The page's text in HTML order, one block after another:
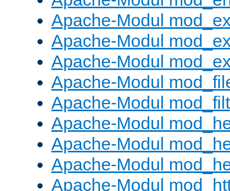
Apache-Modul
Apache-Modul
Apache-Modul
Apache-Modul
Apache-Modul
Apache-Modul
Apache-Modul
Apache-Modul
Apache-Modul